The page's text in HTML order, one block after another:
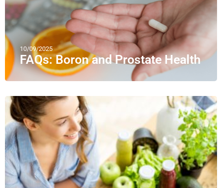
10/09/2025
FAQs: Boron and Prostate Health